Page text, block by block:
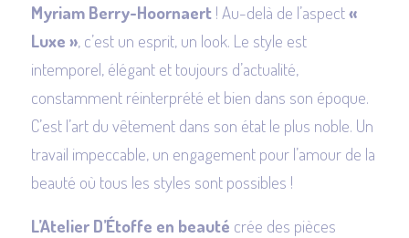
Myriam Berry-Hoornaert! Au-delà de l’aspect«
Luxe », c’est un esprit, un look. Le style est
intemporel, élégant et toujours d’actualité,
constamment réinterprété et bien dans son époque.
C’est l’art du vêtement dans son état le plus noble. Un
travail impeccable, un engagement pour l’amour de la
beauté où tous les styles sont possibles !
L’Atelier D’Étoffe en beauté crée des pièces